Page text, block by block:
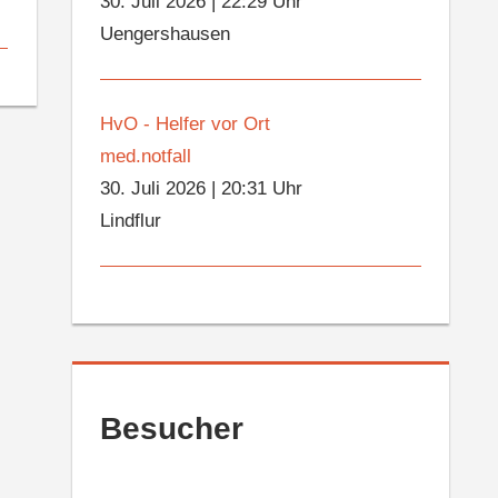
Uengershausen
HvO - Helfer vor Ort
med.notfall
30. Juli 2026 |20:31 Uhr
Lindflur
Besucher